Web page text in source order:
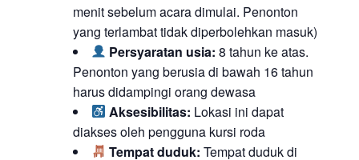
menit sebelum acara dimulai. Penonton
yang terlambat tidak diperbolehkan masuk)
Persyaratan usia: 8 tahun ke atas.
Penonton yang berusia di bawah 16 tahun
harus didampingi orang dewasa
Aksesibilitas: Lokasi ini dapat
diakses oleh pengguna kursi roda
Tempat duduk: Tempat duduk di